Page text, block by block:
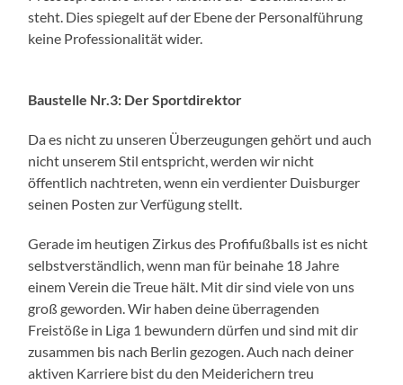
steht. Dies spiegelt auf der Ebene der Personalführung
keine Professionalität wider.
Baustelle Nr.3: Der Sportdirektor
Da es nicht zu unseren Überzeugungen gehört und auch
nicht unserem Stil entspricht, werden wir nicht
öffentlich nachtreten, wenn ein verdienter Duisburger
seinen Posten zur Verfügung stellt.
Gerade im heutigen Zirkus des Profifußballs ist es nicht
selbstverständlich, wenn man für beinahe 18 Jahre
einem Verein die Treue hält. Mit dir sind viele von uns
groß geworden. Wir haben deine überragenden
Freistöße in Liga 1 bewundern dürfen und sind mit dir
zusammen bis nach Berlin gezogen. Auch nach deiner
aktiven Karriere bist du den Meiderichern treu